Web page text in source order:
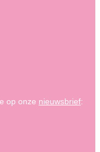
op onze nieuwsbrief: